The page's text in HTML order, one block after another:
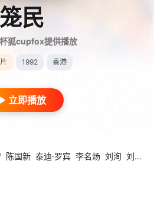
笼民
狐cupfox提供播放
1992 香港
立即播放
陈国新 泰迪·罗宾 李名炀 刘洵 刘以达